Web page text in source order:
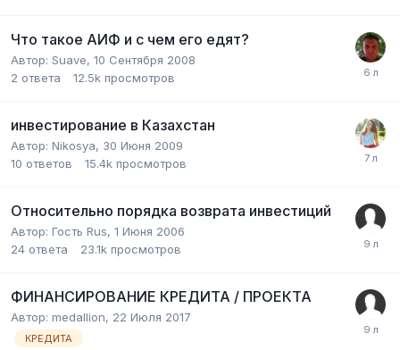
Что такое АИФ и с чем его едят?
Автор: Suave, 10 Сентября 2008
2 ответа 12.5k просмотров
инвестирование в Казахстан
Автор: Nikosya, 30 Июня 2009
10 ответов 15.4k просмотров
Относительно порядка возврата инвестиций
Автор: Гость Rus, 1 Июня 2006
24 ответа 23.1k просмотров
ФИНАНСИРОВАНИЕ КРЕДИТА / ПРОЕКТА
Автор: medallion, 22 Июля 2017
КРЕДИТА